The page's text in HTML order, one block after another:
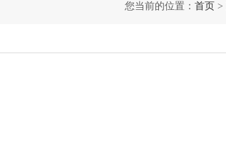
您当前的位置： 首页 >